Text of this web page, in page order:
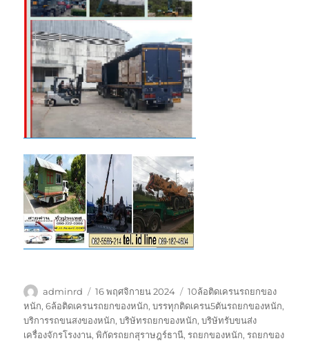
ผู้
เขียน
adminrd
เขียน
เมื่อ
16 พฤศจิกายน 2024
ป้าย
กำกับ
10ล้อติดเครนรถยกของ
หนัก,6ล้อติดเครนรถยกของหนัก,บรรทุกติดเครน5ตันรถยกของหนัก,
บริการรถขนสงของหนัก,บริษัทรถยกของหนัก,บริษัทรับขนส่ง
เครื่องจักรโรงงาน,พิกัดรถยกสุราษฎร์ธานี,รถยกของหนัก,รถยกของ